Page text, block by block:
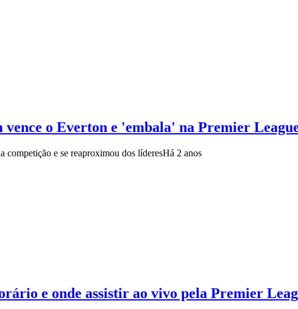
o Everton e 'embala' na Premier
competição e se reaproximou dos líderesHá 2 anos
e onde assistir ao vivo pela Premier